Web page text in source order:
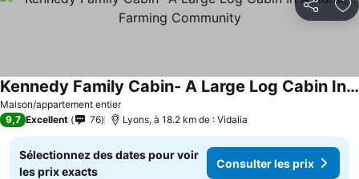
Partager
Maison/appartement entier
Kennedy Family Cabin- A Large Log Cabin In A Rural, Farming Community
9,7 Excellent 76 Lyons, à 18.2 km de : Vidalia
Sélectionnez des dates pour voir
les prix exacts
Consulter les prix